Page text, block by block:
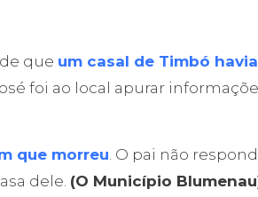
que um casal de Timbó havia
foi ao local apurar
que morreu. O pai não
dele. (O Município